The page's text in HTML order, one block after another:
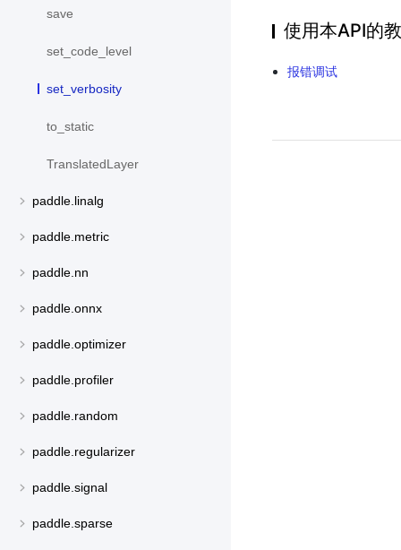
save
set_code_level
set_verbosity
to_static
TranslatedLayer
paddle.linalg
paddle.metric
paddle.nn
paddle.onnx
paddle.optimizer
paddle.profiler
paddle.random
paddle.regularizer
paddle.signal
paddle.sparse
使用本API的
报错调试